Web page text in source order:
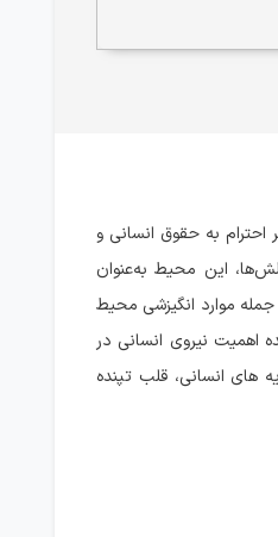
به حقوق انسانی و
این محیط به‌عنوان
موارد انگیزشی محیط
اهمیت نیروی انسانی در
های انسانی، قلب تپنده